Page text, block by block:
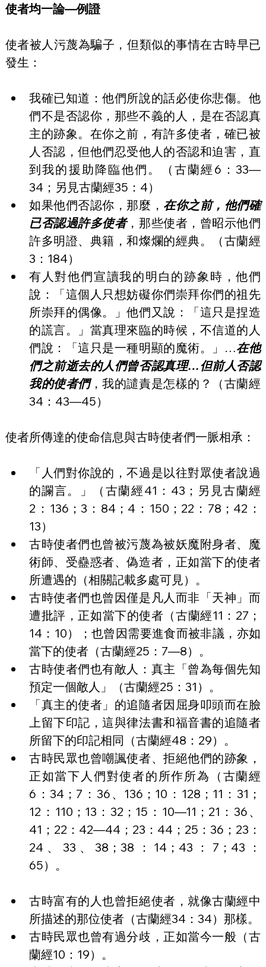
使者均一論—例證
使者被人污蔑為騙子，但類似的事情在古時早已
發生：
我確已知道：他們所說的話必使你悲傷。他
們不是否認你，那些不義的人，是在否認真
主的跡象。在你之前，有許多使者，確已被
人否認，但他們忍受他人的否認和迫害，直
到我的援助降臨他們。（古蘭經6：33—
34；另見古蘭經35：4）
如果他們否認你，那麼， 在你之前，他們確
已否認過許多使者，那些使者，曾昭示他們
許多明證、典籍，和燦爛的經典。（古蘭經
3：184）
有人對他們宣讀我的明白的跡象時，他們
說：「這個人只想妨礙你們崇拜你們的祖先
所崇拜的偶像。」他們又說：「這只是捏造
的謊言。」當真理來臨的時候，不信道的人
們說：「這只是一種明顯的魔術。」…在他
們之前逝去的人們曾否認真理…但前人否認
我的使者們，我的譴責是怎樣的？（古蘭經
34：43—45）
使者所傳達的使命信息與古時使者們一脈相承：
「人們對你說的，不過是以往對眾使者說過
的讕言。」（古蘭經41：43；另見古蘭經
2：136；3：84；4：150；22：78；42：
13）
古時使者們也曾被污蔑為被妖魔附身者、魔
術師、受蠱惑者、偽造者，正如當下的使者
所遭遇的（相關記載多處可見）。
古時使者們也曾因僅是凡人而非「天神」而
遭批評，正如當下的使者（古蘭經11：27；
14：10）；也曾因需要進食而被非議，亦如
當下的使者（古蘭經25：7—8）。
古時使者們也有敵人：真主「曾為每個先知
預定一個敵人」（古蘭經25：31）。
「真主的使者」的追隨者因屈身叩頭而在臉
上留下印記，這與律法書和福音書的追隨者
所留下的印記相同（古蘭經48：29）。
古時民眾也曾嘲諷使者、拒絕他們的跡象，
正如當下人們對使者的所作所為（古蘭經
6：34；7：36、136；10：128；11：31；
12：110；13：32；15：10—11；21：36、
41；22：42—44；23：44；25：36；23：
24、33、38；38：14；43：7；43：
65）。
古時富有的人也曾拒絕使者，就像古蘭經中
所描述的那位使者（古蘭經34：34）那樣。
古時民眾也曾有過分歧，正如當今一般（古
蘭經10：19）。